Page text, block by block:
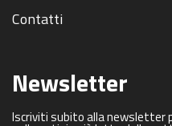
Contatti
Newsletter
Iscriviti subito alla newsletter